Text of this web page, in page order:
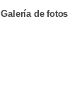
Galería de fotos